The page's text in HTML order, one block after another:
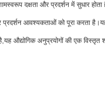
दक्षता और प्रदर्शन में सुधार
प्रदर्शन आवश्यकताओं को पूरा करता
औद्योगिक अनुप्रयोगों की एक